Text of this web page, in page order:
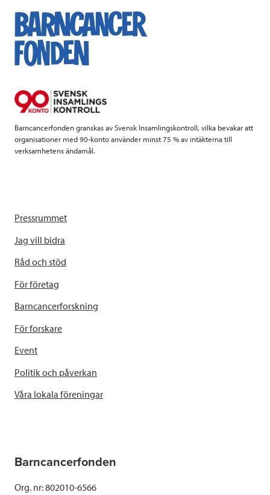
e
b
k
t
t
k
e
Barncancerfonden granskas av Svensk Insamlingskontroll, vilka bevakar att
organisationer med 90-konto använder minst 75 % av intäkterna till
verksamhetens ändamål.
Pressrummet
Jag vill bidra
Råd och stöd
För företag
Barncancerforskning
För forskare
Event
Politik och påverkan
Våra lokala föreningar
Barncancerfonden
Org. nr: 802010-6566